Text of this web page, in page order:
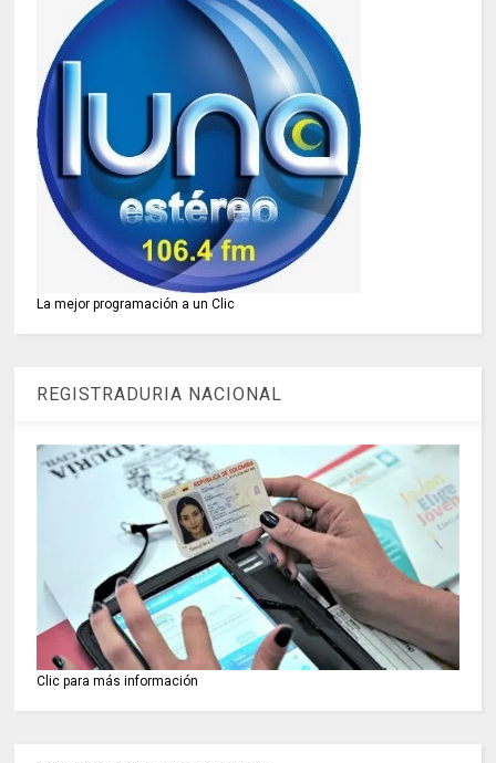
La mejor programación a un Clic
REGISTRADURIA NACIONAL
Clic para más información